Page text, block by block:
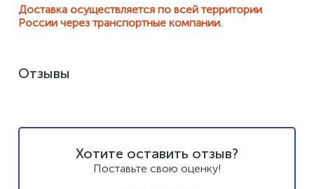
Доставка осуществляется по всей территории
России через транспортные компании.
Отзывы
Хотите оставить отзыв?
Поставьте свою оценку!